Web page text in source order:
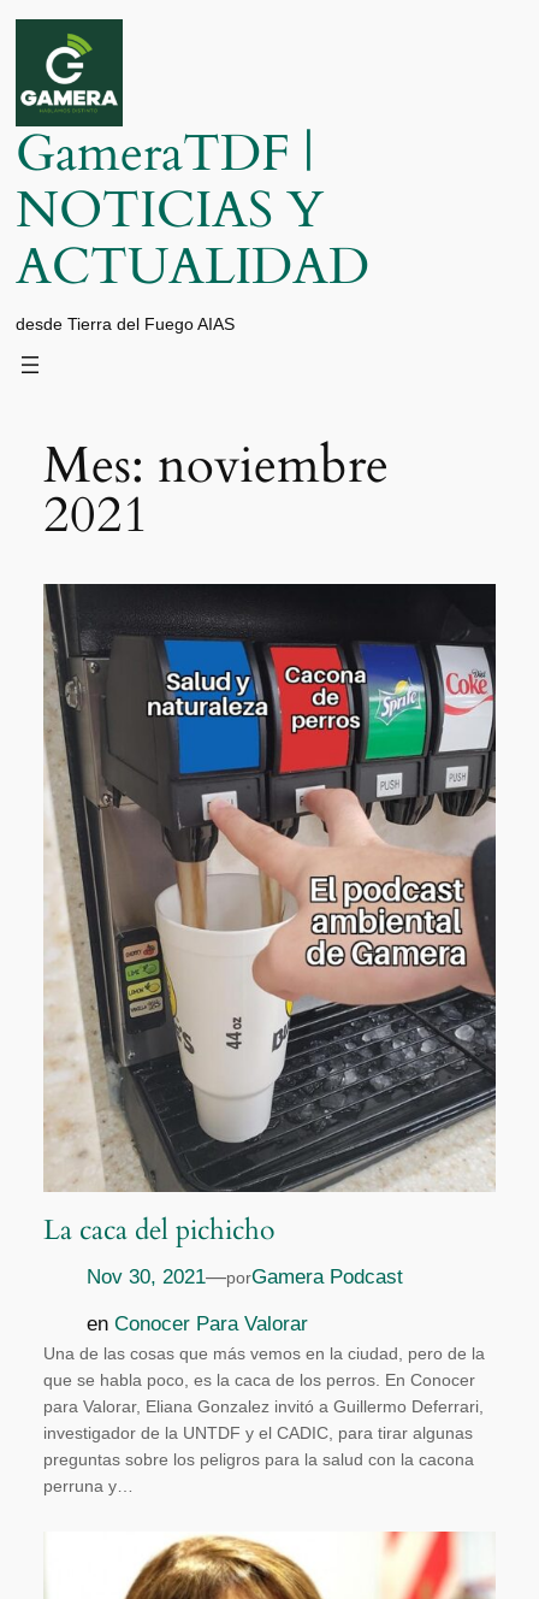
Saltar
contenido
GameraTDF |
NOTICIAS Y
ACTUALIDAD
desde Tierra del Fuego AIAS
Mes: noviembre
2021
La caca del pichicho
Nov 30, 2021—porGamera Podcast
en Conocer Para Valorar
Una de las cosas que más vemos en la ciudad, pero de la
que se habla poco, es la caca de los perros. En Conocer
para Valorar, Eliana Gonzalez invitó a Guillermo Deferrari,
investigador de la UNTDF y el CADIC, para tirar algunas
preguntas sobre los peligros para la salud con la cacona
perruna y…